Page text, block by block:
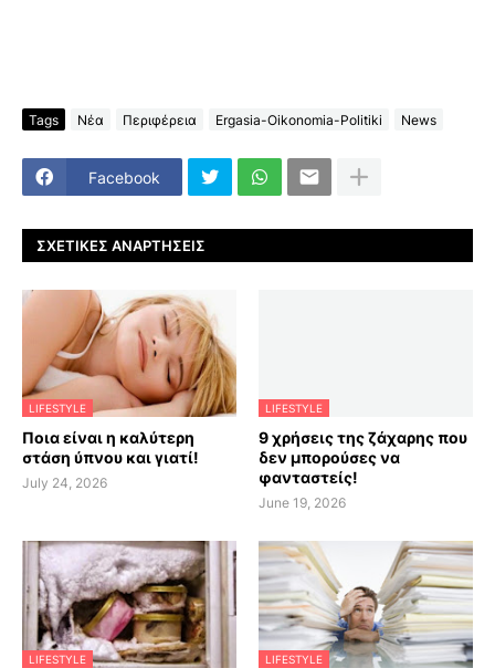
Tags Νέα Περιφέρεια Ergasia-Oikonomia-Politiki News
Facebook
ΣΧΕΤΙΚΈΣ ΑΝΑΡΤΉΣΕΙΣ
LIFESTYLE
Ποια είναι η καλύτερη
στάση ύπνου και γιατί!
July 24, 2026
LIFESTYLE
9 χρήσεις της ζάχαρης που
δεν μπορούσες να
φανταστείς!
June 19, 2026
LIFESTYLE LIFESTYLE